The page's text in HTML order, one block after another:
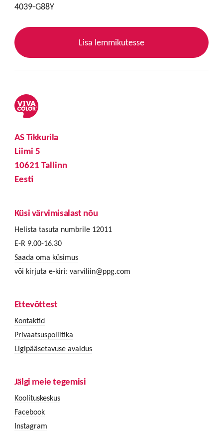
4039-G88Y
Lisa lemmikutesse
AS Tikkurila
Liimi 5
10621 Tallinn
Eesti
Küsi värvimisalast nõu
Helista tasuta numbrile 12011
E-R 9.00-16.30
Saada oma küsimus
või kirjuta e-kiri: varviliin@ppg.com
Ettevõttest
Kontaktid
Privaatsuspoliitika
Ligipääsetavuse avaldus
Jälgi meie tegemisi
Koolituskeskus
Facebook
Instagram